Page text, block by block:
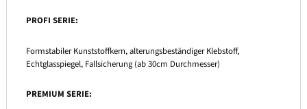
PROFI SERIE:
Formstabiler Kunststoffkern, alterungsbeständiger Klebstoff,
Echtglasspiegel, Fallsicherung (ab 30cm Durchmesser)
PREMIUM SERIE: